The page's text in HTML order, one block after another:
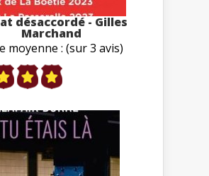
désaccordé - Gilles
Marchand
moyenne : (sur 3 avis)